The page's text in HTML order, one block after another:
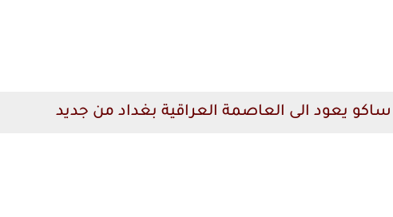
ساكو يعود الى العاصمة العراقية بغداد من جديد